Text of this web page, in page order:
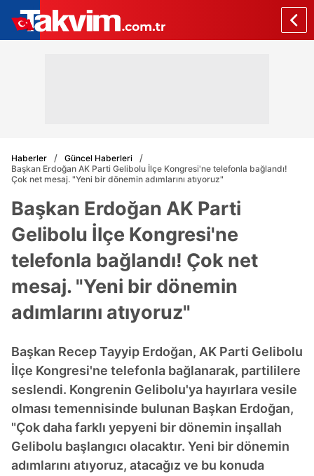
Haberler
Güncel Haberleri
Başkan Erdoğan AK Parti Gelibolu İlçe Kongresi'ne telefonla bağlandı!
Çok net mesaj. "Yeni bir dönemin adımlarını atıyoruz"
Başkan Erdoğan AK Parti
Gelibolu İlçe Kongresi'ne
telefonla bağlandı! Çok net
mesaj. "Yeni bir dönemin
adımlarını atıyoruz"
Başkan Recep Tayyip Erdoğan, AK Parti Gelibolu
İlçe Kongresi'ne telefonla bağlanarak, partililere
seslendi. Kongrenin Gelibolu'ya hayırlara vesile
olması temennisinde bulunan Başkan Erdoğan,
"Çok daha farklı yepyeni bir dönemin inşallah
Gelibolu başlangıcı olacaktır. Yeni bir dönemin
adımlarını atıyoruz, atacağız ve bu konuda